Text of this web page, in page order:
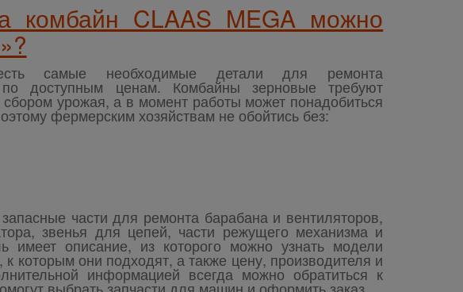
комбайн CLAAS MEGA можно
самые необходимые детали для ремонта
доступным ценам. Комбайны зерновые требуют
сбором урожая, а в момент работы может понадобиться
фермерским хозяйствам не обойтись без:
части для ремонта барабана и вентиляторов,
звенья для цепей, части режущего механизма и
имеет описание, из которого можно узнать модели
которым они подходят, а также цену, производителя и
информацией всегда можно обратиться к